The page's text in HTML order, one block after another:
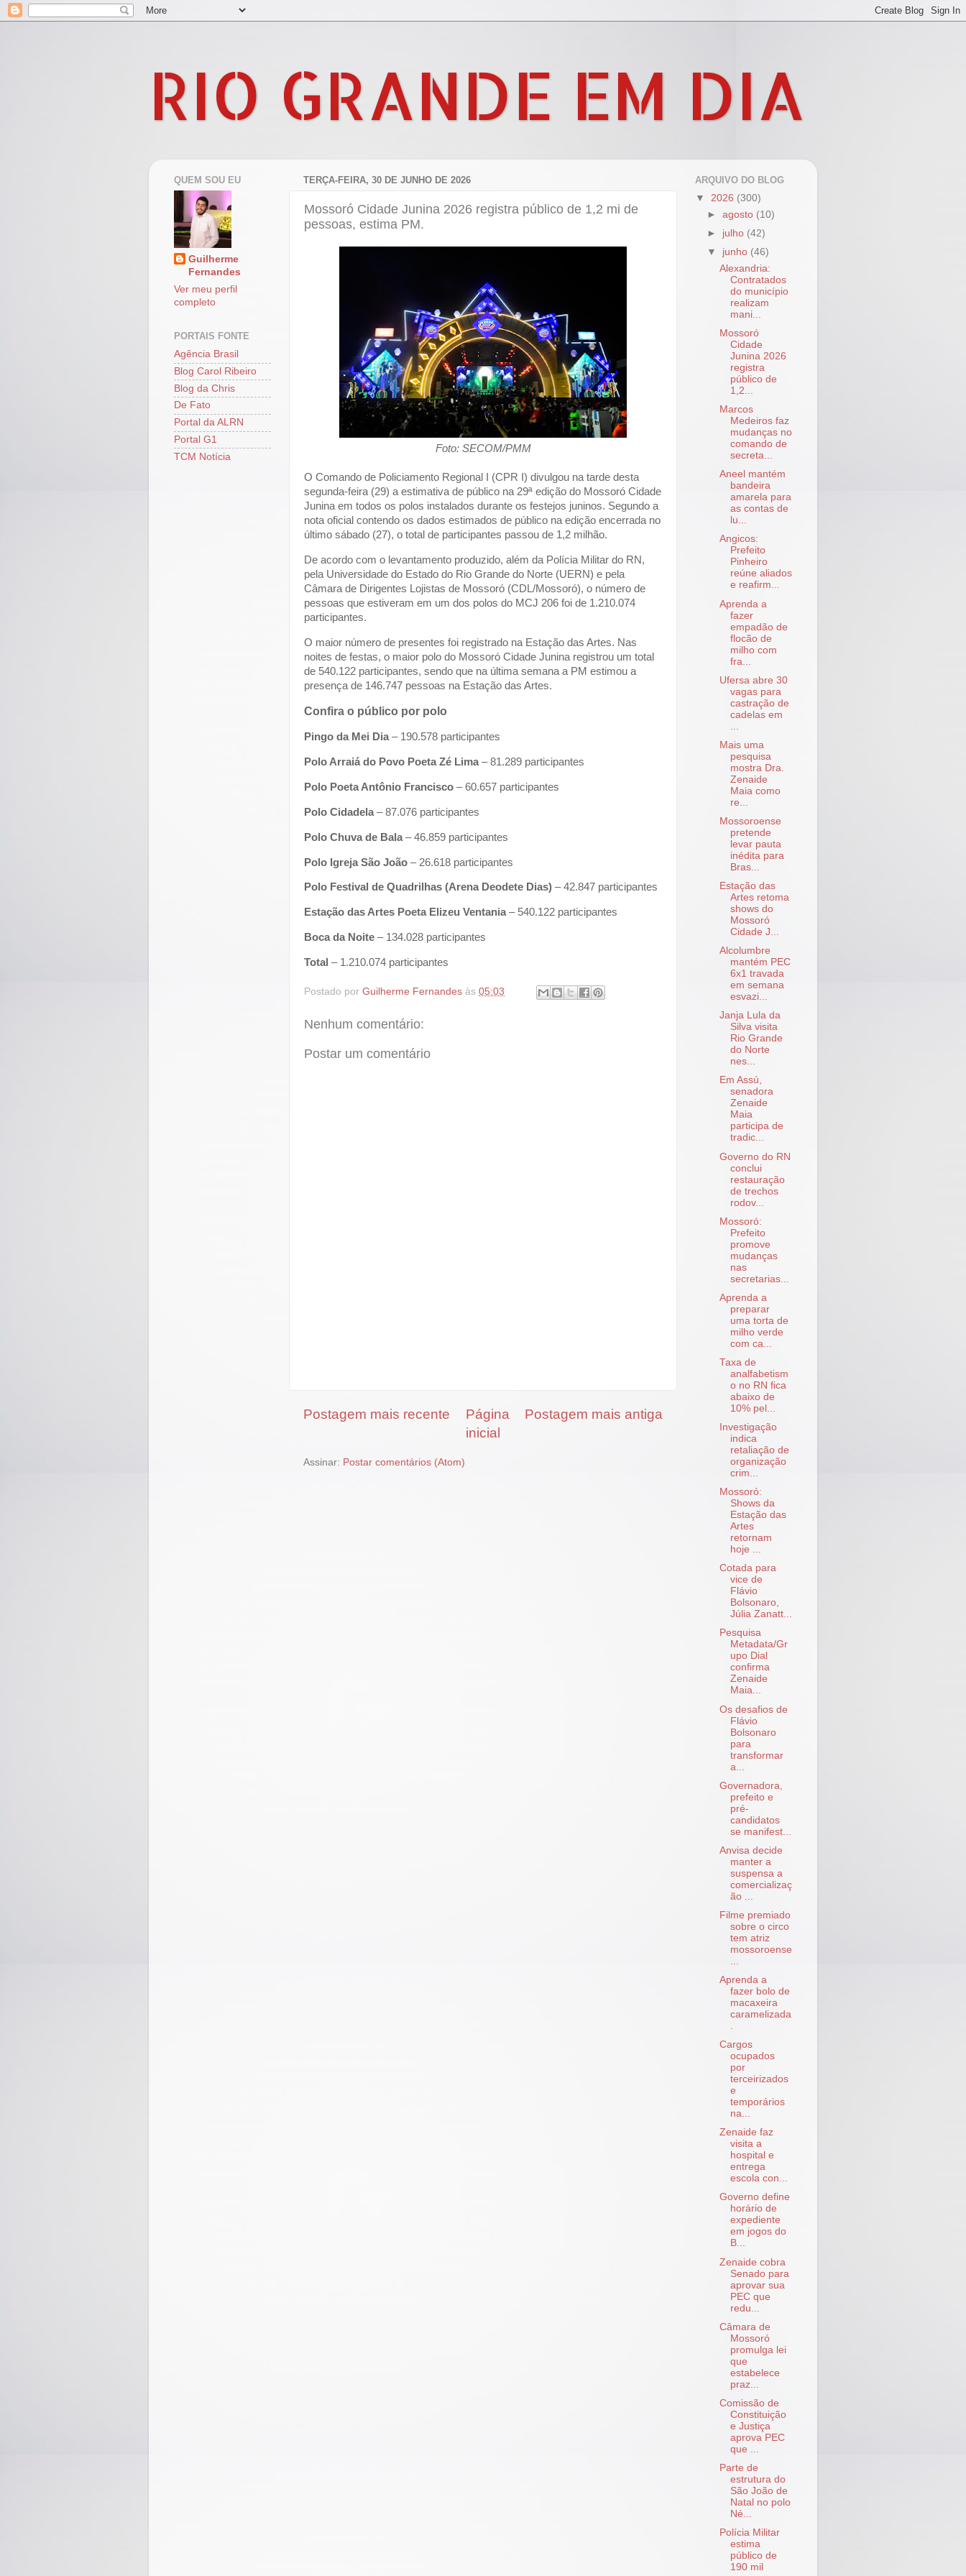
RIO GRANDE EM DIA
TERÇA-FEIRA, 30 DE JUNHO DE 2026
Mossoró Cidade Junina 2026 registra público de 1,2 mi de
pessoas, estima PM.
Foto: SECOM/PMM
O Comando de Policiamento Regional I (CPR I) divulgou na tarde desta
segunda-feira (29) a estimativa de público na 29ª edição do Mossoró Cidade
Junina em todos os polos instalados durante os festejos juninos. Segundo a
nota oficial contendo os dados estimados de público na edição encerrada no
último sábado (27), o total de participantes passou de 1,2 milhão.
De acordo com o levantamento produzido, além da Polícia Militar do RN,
pela Universidade do Estado do Rio Grande do Norte (UERN) e pela
Câmara de Dirigentes Lojistas de Mossoró (CDL/Mossoró), o número de
pessoas que estiveram em um dos polos do MCJ 206 foi de 1.210.074
participantes.
O maior número de presentes foi registrado na Estação das Artes. Nas
noites de festas, o maior polo do Mossoró Cidade Junina registrou um total
de 540.122 participantes, sendo que na última semana a PM estimou a
presença de 146.747 pessoas na Estação das Artes.
Confira o público por polo
Pingo da Mei Dia– 190.578 participantes
Polo Arraiá do Povo Poeta Zé Lima– 81.289 participantes
Polo Poeta Antônio Francisco – 60.657 participantes
Polo Cidadela – 87.076 participantes
Polo Chuva de Bala – 46.859 participantes
Polo Igreja São João – 26.618 participantes
Polo Festival de Quadrilhas (Arena Deodete Dias) – 42.847 participantes
Estação das Artes Poeta Elizeu Ventania– 540.122 participantes
Boca da Noite – 134.028 participantes
Total – 1.210.074 participantes
Postado por Guilherme Fernandes às 05:03
Nenhum comentário:
Postar um comentário
Postagem mais recente Postagem mais antiga
Página
inicial
Assinar: Postar comentários (Atom)
QUEM SOU EU
Guilherme
Fernandes
Ver meu perfil
completo
PORTAIS FONTE
Agência Brasil
Blog Carol Ribeiro
Blog da Chris
De Fato
Portal da ALRN
Portal G1
TCM Notícia
ARQUIVO DO BLOG
▼ 2026 (300)
►agosto (10)
► julho (42)
▼ junho (46)
Alexandria:
Contratados
do município
realizam
mani...
Mossoró
Cidade
Junina 2026
registra
público de
1,2...
Marcos
Medeiros faz
mudanças no
comando de
secreta...
Aneel mantém
bandeira
amarela para
as contas de
lu...
Angicos:
Prefeito
Pinheiro
reúne aliados
e reafirm...
Aprenda a
fazer
empadão de
flocão de
milho com
fra...
Ufersa abre 30
vagas para
castração de
cadelas em
Mais uma
pesquisa
mostra Dra.
Zenaide
Maia como
re...
Mossoroense
pretende
levar pauta
inédita para
Bras...
Estação das
Artes retoma
shows do
Mossoró
Cidade J...
Alcolumbre
mantém PEC
6x1 travada
em semana
esvazi...
Janja Lula da
Silva visita
Rio Grande
do Norte
nes...
Em Assú,
senadora
Zenaide
Maia
participa de
tradic...
Governo do RN
conclui
restauração
de trechos
rodov...
Mossoró:
Prefeito
promove
mudanças
nas
secretarias...
Aprenda a
preparar
uma torta de
milho verde
com ca...
Taxa de
analfabetism
o no RN fica
abaixo de
10% pel...
Investigação
indica
retaliação de
organização
crim...
Mossoró:
Shows da
Estação das
Artes
retornam
hoje ...
Cotada para
vice de
Flávio
Bolsonaro,
Júlia Zanatt...
Pesquisa
Metadata/Gr
upo Dial
confirma
Zenaide
Maia...
Os desafios de
Flávio
Bolsonaro
para
transformar
a...
Governadora,
prefeito e
pré-
candidatos
se manifest...
Anvisa decide
manter a
suspensa a
comercializaç
ão ...
Filme premiado
sobre o circo
tem atriz
mossoroense
Aprenda a
fazer bolo de
macaxeira
caramelizada
.
Cargos
ocupados
por
terceirizados
e
temporários
na...
Zenaide faz
visita a
hospital e
entrega
escola con...
Governo define
horário de
expediente
em jogos do
B...
Zenaide cobra
Senado para
aprovar sua
PEC que
redu...
Câmara de
Mossoró
promulga lei
que
estabelece
praz...
Comissão de
Constituição
e Justiça
aprova PEC
que ...
Parte de
estrutura do
São João de
Natal no polo
Né...
Polícia Militar
estima
público de
190 mil